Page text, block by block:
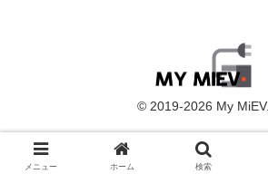
© 2019-2026 My MiEV.
メニュー ホーム 検索